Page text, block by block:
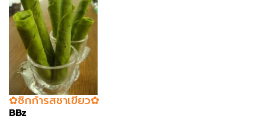
✿ซิกก้ารสชาเขียว✿
BBz